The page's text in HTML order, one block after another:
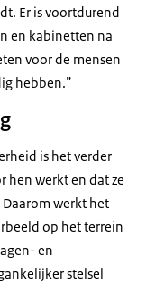
Er is voortdurend
en kabinetten na
voor de mensen
hebben.”
is het verder
hen werkt en dat ze
werkt het
op het terrein
en
stelsel